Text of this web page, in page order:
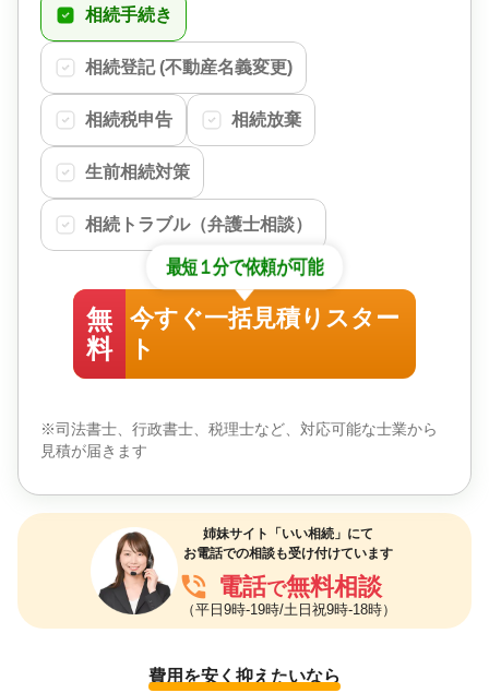
相続手続き
相続登記 (不動産名義変更)
相続税申告 相続放棄
生前相続対策
相続トラブル（弁護士相談）
最短１分で依頼が可能
無
料
今すぐ一括見積りスター
ト
※司法書士、行政書士、税理士など、対応可能な士業から
見積が届きます
姉妹サイト「いい相続」にて
お電話での相談も受け付けています
phone_in_talk 電話で無料相談
（平日9時-19時/土日祝9時-18時）
費用を安く抑えたいなら